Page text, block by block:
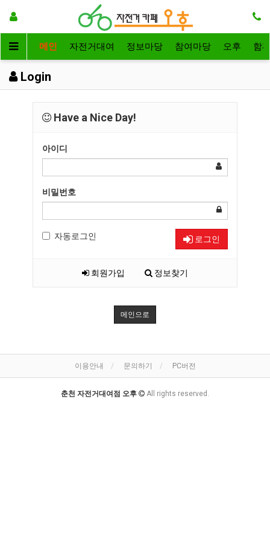
메인 자전거대여 정보마당 참여마당 오후 함
Login
Have a Nice Day!
아이디
비밀번호
자동로그인 로그인
회원가입 정보찾기
메인으로
이용안내 문의하기 PC버전
춘천 자전거대여점 오후 All rights reserved.